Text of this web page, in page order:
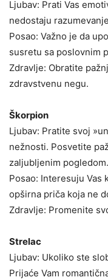
Ljubav: Prati Vas
nedostaju
Posao: Važno je da
susretu sa poslovnim
Zdravlje: Obratite
zdravstvenu negu.
Škorpion
Ljubav: Pratite svoj
nežnosti. Posvetite
zaljubljenim pogledom.
Posao: Interesuju Vas
opširna priča koja ne
Zdravlje: Promenite
Strelac
Ljubav: Ukoliko ste
Prijaće Vam